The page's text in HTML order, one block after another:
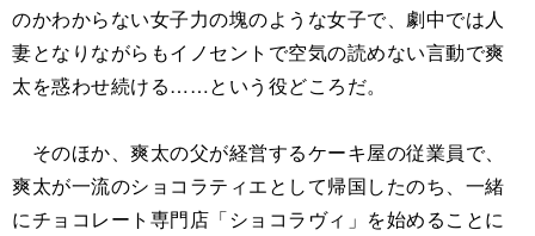
のかわからない女子力の塊のような女子で、劇中では人
妻となりながらもイノセントで空気の読めない言動で爽
太を惑わせ続ける……という役どころだ。
そのほか、爽太の父が経営するケーキ屋の従業員で、
爽太が一流のショコラティエとして帰国したのち、一緒
にチョコレート専門店「ショコラヴィ」を始めることに